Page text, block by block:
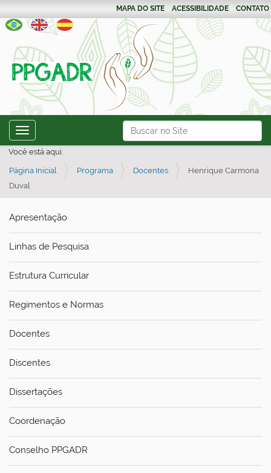
Busca
Busca Avançada…
MAPA DO SITE ACESSIBILIDADE CONTATO
Toggle navigation
Você está aqui:
Página Inicial Programa Docentes
Henrique Carmona
Duval
Apresentação
Linhas de Pesquisa
Estrutura Curricular
Regimentos e Normas
Docentes
Discentes
Dissertações
Coordenação
Conselho PPGADR